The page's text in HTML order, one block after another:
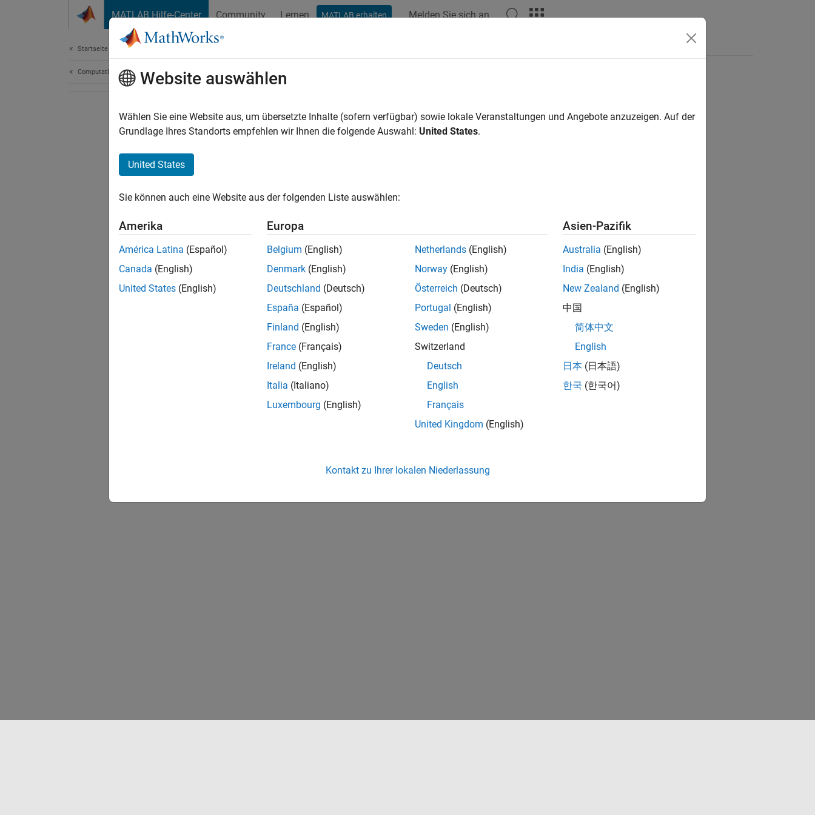
MATLAB Hilfe-Center Community Lernen MATLAB erhalten Melden Sie sich an
Startseite der Dokumentation
Computational Finance
How useful was this information?
Website auswählen
Wählen Sie eine Website aus, um übersetzte Inhalte (sofern verfügbar) sowie lokale Veranstaltungen und Angebote anzuzeigen. Auf der
Grundlage Ihres Standorts empfehlen wir Ihnen die folgende Auswahl: United States.
United States
Sie können auch eine Website aus der folgenden Liste auswählen:
Amerika
América Latina (Español)
Canada (English)
United States (English)
Europa
Belgium (English)
Denmark (English)
Deutschland (Deutsch)
España (Español)
Finland (English)
France (Français)
Ireland (English)
Italia (Italiano)
Luxembourg (English)
Netherlands (English)
Norway (English)
Österreich (Deutsch)
Portugal (English)
Sweden (English)
Switzerland
Deutsch
English
Français
United Kingdom (English)
Asien-Pazifik
Australia (English)
India (English)
New Zealand (English)
中国
简体中文
English
日本 (日本語)
한국 (한국어)
Kontakt zu Ihrer lokalen Niederlassung